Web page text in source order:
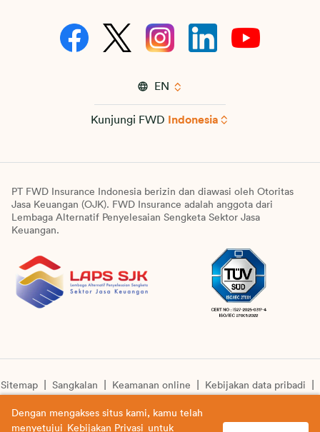
EN
Kunjungi FWD Indonesia
PT FWD Insurance Indonesia berizin dan diawasi oleh Otoritas
Jasa Keuangan (OJK). FWD Insurance adalah anggota dari
Lembaga Alternatif Penyelesaian Sengketa Sektor Jasa
Keuangan.
Sitemap Sangkalan Keamanan online
Kebijakan data pribadi
Dengan mengakses situs kami, kamu telah
menyetujui
Kebijakan Privasi untuk